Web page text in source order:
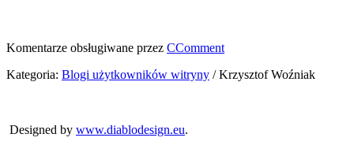
Komentarze obsługiwane przez CComment
Kategoria: Blogi użytkowników witryny /Krzysztof Woźniak
Designed by www.diablodesign.eu.